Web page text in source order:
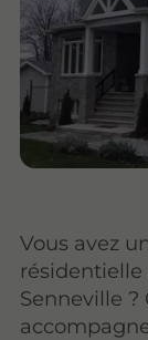
Vous avez
Senneville ?